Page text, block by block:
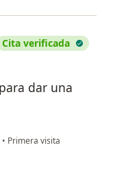
Cita verificada
dar una
• Primera visita